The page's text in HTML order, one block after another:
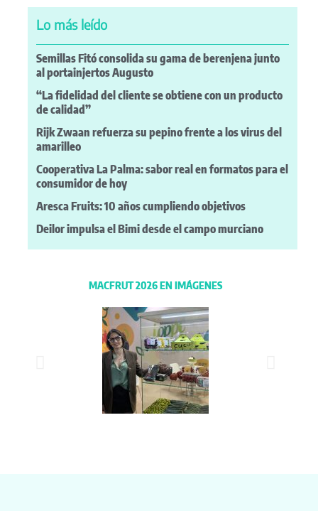
Lo más leído
Semillas Fitó consolida su gama de berenjena junto
al portainjertos Augusto
“La fidelidad del cliente se obtiene con un producto
de calidad”
Rijk Zwaan refuerza su pepino frente a los virus del
amarilleo
Cooperativa La Palma: sabor real en formatos para el
consumidor de hoy
Aresca Fruits: 10 años cumpliendo objetivos
Deilor impulsa el Bimi desde el campo murciano
MACFRUT 2026 EN IMÁGENES